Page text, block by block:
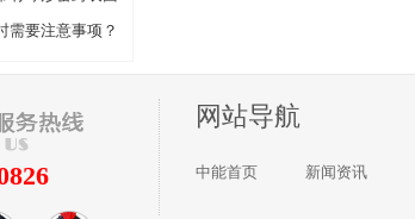
需要注意事项？
网站导航
中能首页 新闻资讯